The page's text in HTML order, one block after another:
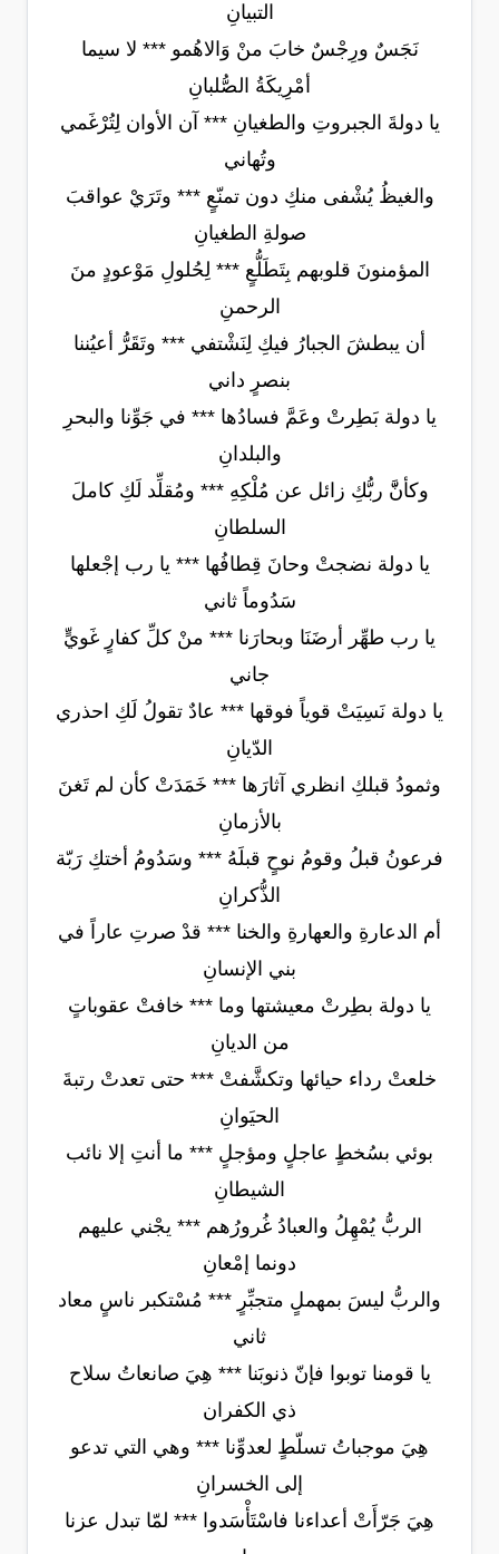
التبيانِ
نَجَسٌ ورِجْسٌ خابَ منْ وَالاهُمو *** لا سيما
أمْرِيكَةُ الصُّلبانِ
يا دولةَ الجبروتِ والطغيانِ *** آن الأوان لِتُرْغَمي
وتُهاني
والغيظُ يُشْفى منكِ دون تمنّعٍ *** وتَرَيْ عواقبَ
صولةِ الطغيانِ
المؤمنونَ قلوبهم بِتَطَلُّعٍ *** لِحُلولِ مَوْعودٍ منَ
الرحمنِ
أن يبطشَ الجبارُ فيكِ لِنَشْتفي *** وتَقَرُّ أعيُننا
بنصرٍ داني
يا دولة بَطِرتْ وعَمَّ فسادُها *** في جَوِّنا والبحرِ
والبلدانِ
وكأنَّّ ربُّكِ زائل عن مُلْكِهِ *** ومُقلِّد لَكِ كاملَ
السلطانِ
يا دولة نضجتْ وحانَ قِطافُها *** يا رب إجْعلها
سَدُوماً ثاني
يا رب طهِّر أرضَنَا وبحارَنا *** منْ كلِّ كفارٍ غَويٍّ
جاني
يا دولة نَسِيَتْ قوياً فوقها *** عادٌ تقولُ لَكِ احذري
الدّيانِ
وثمودُ قبلكِ انظري آثارَها *** خَمَدَتْ كأن لم تَغنَ
بالأزمانِ
فرعونُ قبلُ وقومُ نوحٍ قبلَهُ *** وسَدُومُ أختكِ رَبّة
الذُّكرانِ
أم الدعارةِ والعهارةِ والخنا *** قدْ صرتِ عاراً في
بني الإنسانِ
يا دولة بطِرتْ معيشتها وما *** خافتْ عقوباتٍ
من الديانِ
خلعتْ رداء حيائها وتكشَّفتْ *** حتى تعدتْ رتبةَ
الحيَوانِ
بوئي بسُخطٍ عاجلٍ ومؤجلٍ *** ما أنتِ إلا نائب
الشيطانِ
الربُّ يُمْهِلُ والعبادُ غُرورُهم *** يجْني عليهم
دونما إمْعانِ
والربُّ ليسَ بمهملٍ متجبِّرٍ *** مُسْتكبر ناسٍ معاد
ثاني
يا قومنا توبوا فإنّ ذنوبَنا *** هِيَ صانعاتُ سلاح
ذي الكفران
هِيَ موجباتُ تسلّطٍ لعدوِّنا *** وهي التي تدعو
إلى الخسرانِ
هِيَ جَرّأَتْ أعداءنا فاسْتَأْسَدوا *** لمّا تبدل عزنا